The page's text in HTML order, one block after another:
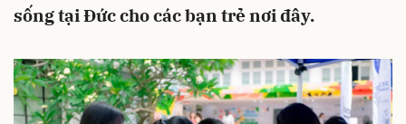
sống tại Đức cho các bạn trẻ nơi đây.